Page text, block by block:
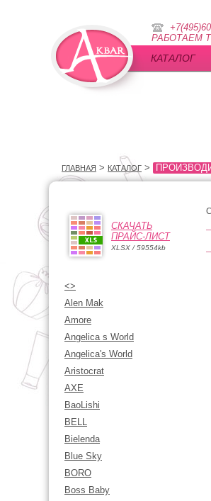
РАБОТАЕМ
КАТАЛОГ
ГЛАВНАЯ > КАТАЛОГ >
СКАЧАТЬ
ПРАЙС-ЛИСТ
XLSX / 59554kb
<>
Alen Mak
Amore
Angelica s World
Angelica's World
Aristocrat
AXE
BaoLishi
BELL
Bielenda
Blue Sky
BORO
Boss Baby